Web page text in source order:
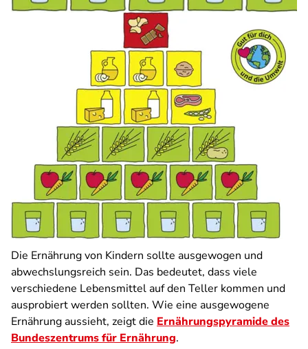
Die Ernährung von Kindern sollte ausgewogen und
abwechslungsreich sein. Das bedeutet, dass viele
verschiedene Lebensmittel auf den Teller kommen und
ausprobiert werden sollten. Wie eine ausgewogene
Ernährung aussieht, zeigt die Ernährungspyramide des
Bundeszentrums für Ernährung.